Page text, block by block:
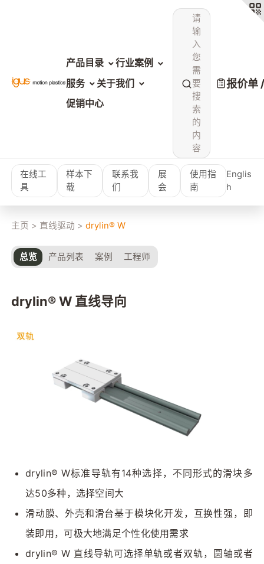
产品目录
行业案例
服务
关于我们
促销中心
请
输
入
您
需
要
搜
索
的
内
容
报价单
在线工
具
样本下
载
联系我
们
展
会
使用指
南
Englis
h
主页 > 直线驱动 >drylin® W
总览 产品列表 案例 工程师
drylin® W 直线导向
drylin® W标准导轨有14种选择，不同形式的滑块多
达50多种，选择空间大
滑动膜、外壳和滑台基于模块化开发，互换性强，即
装即用，可极大地满足个性化使用需求
drylin® W 直线导轨可选择单轨或者双轨，圆轴或者